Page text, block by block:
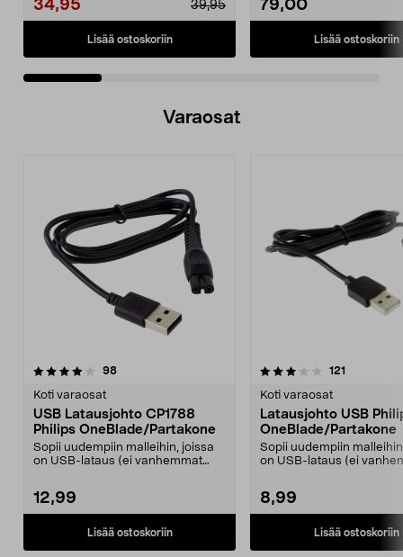
34,95 39,95
Lisää ostoskoriin
79,00
Lisää ostoskoriin
Varaosat
98arvostelut
Koti varaosat
USB Latausjohto CP1788
Philips OneBlade/Partakone
Sopii uudempiin malleihin, joissa
on USB-lataus (ei vanhemmat
12,99
Lisää ostoskoriin
3.5viidestä
121
Koti varaosat
Latausjohto USB
OneBlade/Partakone
Sopii uudempiin
on USB-lataus (ei
8,99
Lisää ostoskoriin